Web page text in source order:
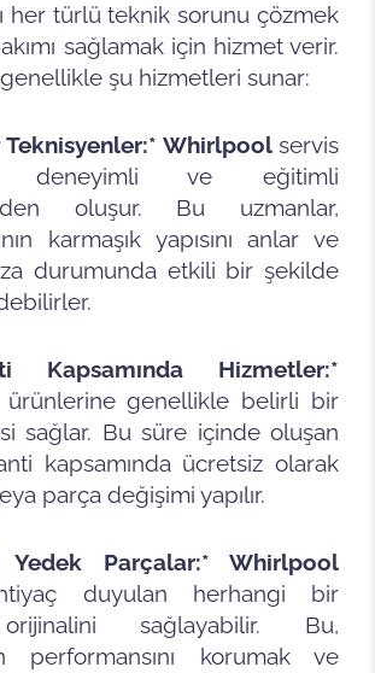
her türlü teknik sorunu çözmek
sağlamak için hizmet verir.
şu hizmetleri sunar:
Teknisyenler:* Whirlpool servis
deneyimli ve eğitimli
oluşur. Bu uzmanlar,
karmaşık yapısını anlar ve
durumunda etkili bir şekilde
Kapsamında Hizmetler:*
ürünlerine genellikle belirli bir
sağlar. Bu süre içinde oluşan
kapsamında ücretsiz olarak
parça değişimi yapılır.
Yedek Parçalar:* Whirlpool
duyulan herhangi bir
sağlayabilir. Bu,
performansını korumak ve